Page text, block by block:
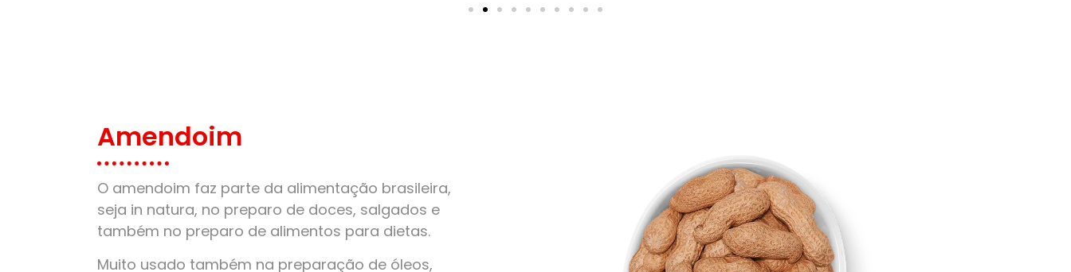
Amendoim
O amendoim faz parte da alimentação brasileira,
seja in natura, no preparo de doces, salgados e
também no preparo de alimentos para dietas.
Muito usado também na preparação de óleos,